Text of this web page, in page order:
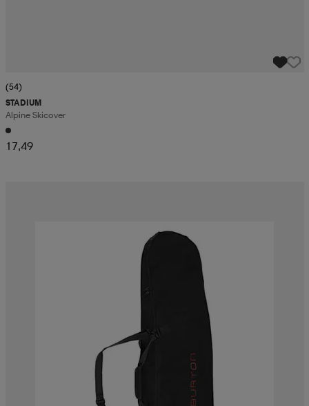
(54)
STADIUM
Alpine Skicover
17,49